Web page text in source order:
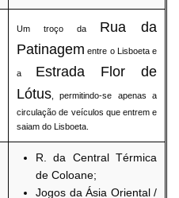
Um troço da Rua da
Patinagem entre o Lisboeta e
a Estrada Flor de
Lótus , permitindo-se apenas a
circulação de veículos que entrem e
saiam do Lisboeta.
R. da Central Térmica
de Coloane;
Jogos da Ásia Oriental /